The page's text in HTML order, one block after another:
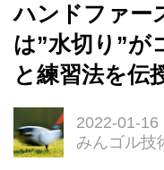
ハンドファー
は”水切り”
と練習法を伝
2022-01-16
みんゴル技